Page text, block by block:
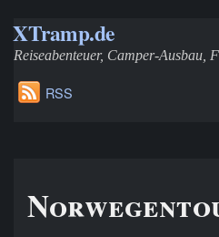
XTramp.de
Reiseabenteuer, Camper-Ausbau,
RSS